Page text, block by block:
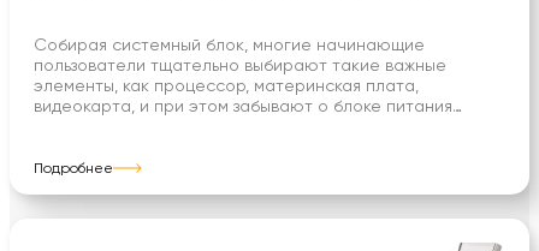
Собирая системный блок, многие начинающие
пользователи тщательно выбирают такие важные
элементы, как процессор, материнская плата,
видеокарта, и при этом забывают о блоке питания…
Подробнее